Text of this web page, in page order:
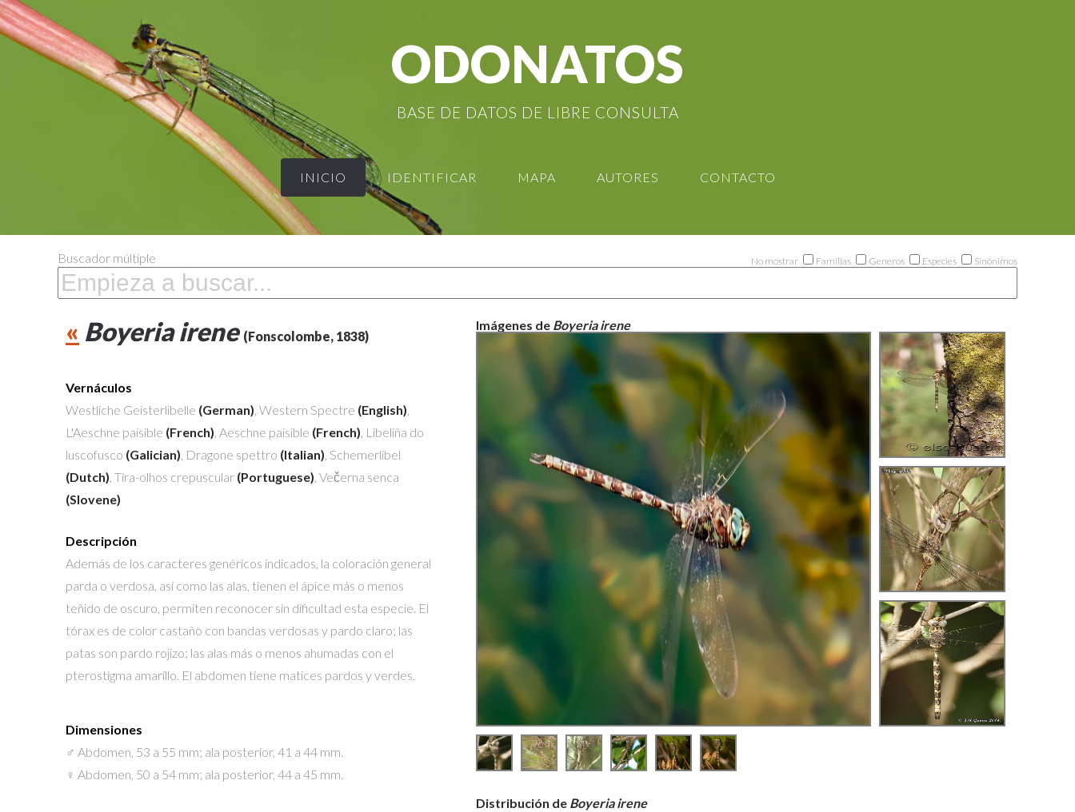
ODONATOS
BASE DE DATOS DE LIBRE CONSULTA
INICIO IDENTIFICAR MAPA AUTORES CONTACTO
Buscador múltiple No mostrar Familias Generos Especies Sinónimos
« Boyeria irene (Fonscolombe, 1838)
Vernáculos
Westliche Geisterlibelle (German), Western Spectre (English),
L'Aeschne paisible (French), Aeschne paisible (French), Libeliña do
luscofusco (Galician), Dragone spettro (Italian), Schemerlibel
(Dutch), Tira-olhos crepuscular (Portuguese), Večerna senca
(Slovene)
Descripción
Además de los caracteres genéricos indicados, la coloración general
parda o verdosa, así como las alas, tienen el ápice más o menos
teñido de oscuro, permiten reconocer sin dificultad esta especie. El
tórax es de color castaño con bandas verdosas y pardo claro; las
patas son pardo rojizo; las alas más o menos ahumadas con el
pterostigma amarillo. El abdomen tiene matices pardos y verdes.
Dimensiones
♂ Abdomen, 53 a 55 mm; ala posterior, 41 a 44 mm.
♀ Abdomen, 50 a 54 mm; ala posterior, 44 a 45 mm.
Imágenes de Boyeria irene
Distribución de Boyeria irene